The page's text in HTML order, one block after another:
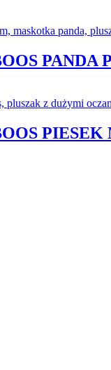
PANDA
PIESEK